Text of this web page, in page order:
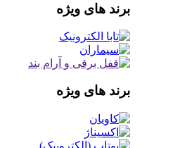
برند های ویژه
برند های ویژه